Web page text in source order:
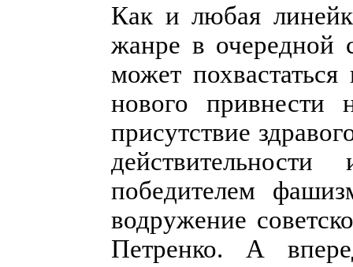
Как и любая
жанре в очередной
может
нового привнести
присутствие
победителем
водружение
Петренко. А